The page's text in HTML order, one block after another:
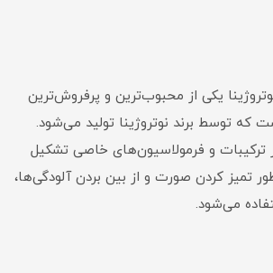
یکی از محبوب‌ترین و پرفروش‌ترین
توسط برند نوتروژینا تولید می‌شود.
ترکیبات و فرمولاسیون‌های خاصی تشکیل
تمیز کردن صورت و از بین بردن آلودگی‌ها،
می‌شود.